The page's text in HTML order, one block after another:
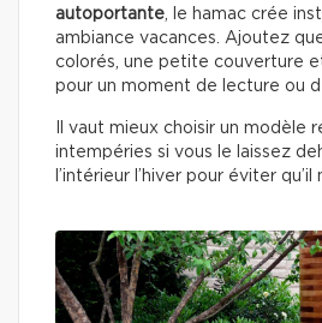
autoportante , le hamac crée
ambiance vacances. Ajoutez
colorés, une petite couverture
pour un moment de lecture ou
Il vaut mieux choisir un modèle
intempéries si vous le laissez
l’intérieur l’hiver pour éviter qu’il